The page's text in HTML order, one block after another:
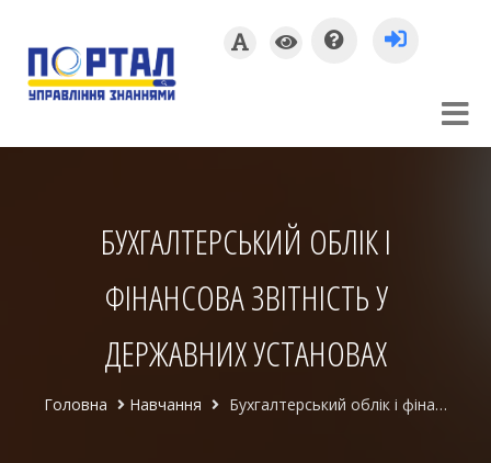
БУХГАЛТЕРСЬКИЙ ОБЛІК І
ФІНАНСОВА ЗВІТНІСТЬ У
ДЕРЖАВНИХ УСТАНОВАХ
Головна Навчання Бухгалтерський облік і фінансова звітність у державних установах